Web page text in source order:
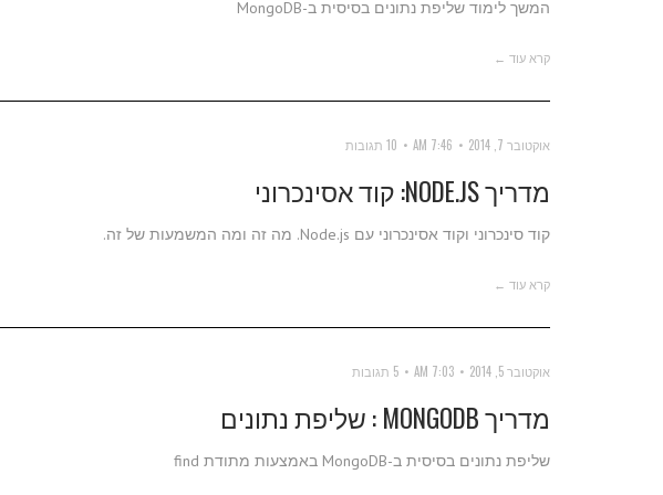
המשך לימוד שליפת נתונים בסיסית ב-MongoDB
קרא עוד ←
אוקטובר 7, 2014 7:46 AM 10 תגובות
מדריך NODE.JS: קוד אסינכרוני
קוד סינכרוני וקוד אסינכרוני עם Node.js. מה זה ומה המשמעות של זה.
קרא עוד ←
אוקטובר 5, 2014 7:03 AM 5 תגובות
מדריך MONGODB : שליפת נתונים
שליפת נתונים בסיסית ב-MongoDB באמצעות מתודת find